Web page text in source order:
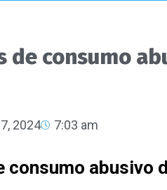
de consumo
2024 7:03 am
consumo abusivo